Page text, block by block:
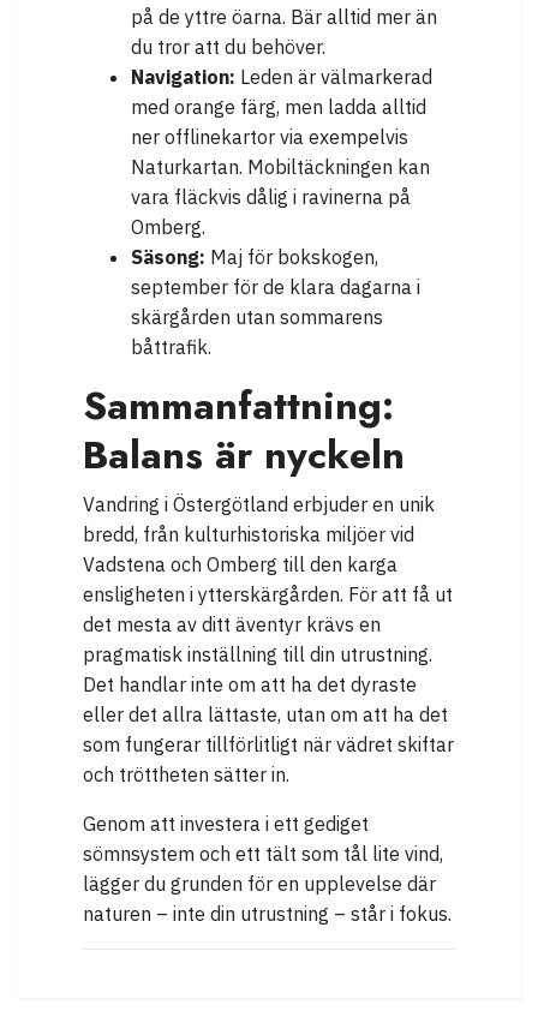
på de yttre öarna. Bär alltid mer än
du tror att du behöver.
Navigation: Leden är välmarkerad
med orange färg, men ladda alltid
ner offlinekartor via exempelvis
Naturkartan. Mobiltäckningen kan
vara fläckvis dålig i ravinerna på
Omberg.
Säsong: Maj för bokskogen,
september för de klara dagarna i
skärgården utan sommarens
båttrafik.
Sammanfattning:
Balans är nyckeln
Vandring i Östergötland erbjuder en unik
bredd, från kulturhistoriska miljöer vid
Vadstena och Omberg till den karga
ensligheten i ytterskärgården. För att få ut
det mesta av ditt äventyr krävs en
pragmatisk inställning till din utrustning.
Det handlar inte om att ha det dyraste
eller det allra lättaste, utan om att ha det
som fungerar tillförlitligt när vädret skiftar
och tröttheten sätter in.
Genom att investera i ett gediget
sömnsystem och ett tält som tål lite vind,
lägger du grunden för en upplevelse där
naturen – inte din utrustning – står i fokus.